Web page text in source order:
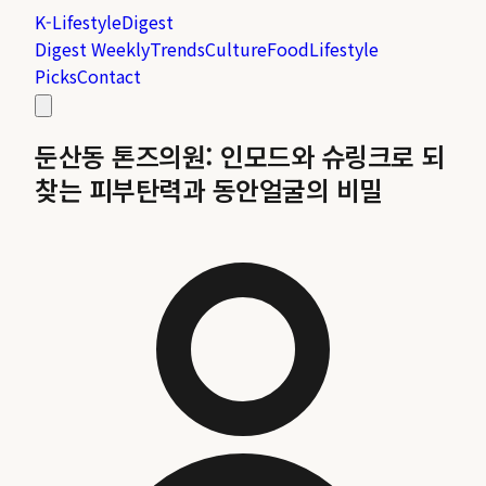
K-LifestyleDigest
Digest WeeklyTrendsCultureFoodLifestyle
PicksContact
둔산동 톤즈의원: 인모드와 슈링크로 되
찾는 피부탄력과 동안얼굴의 비밀